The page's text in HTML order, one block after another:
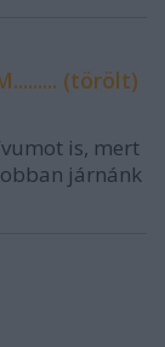
(törölt)
is, mert
járnánk